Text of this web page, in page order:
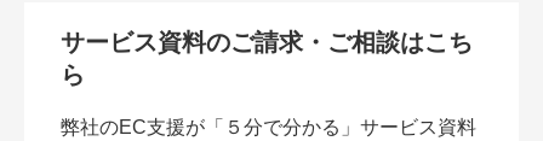
サービス資料のご請求・ご相談はこち
ら
弊社のEC支援が「５分で分かる」サービス資料